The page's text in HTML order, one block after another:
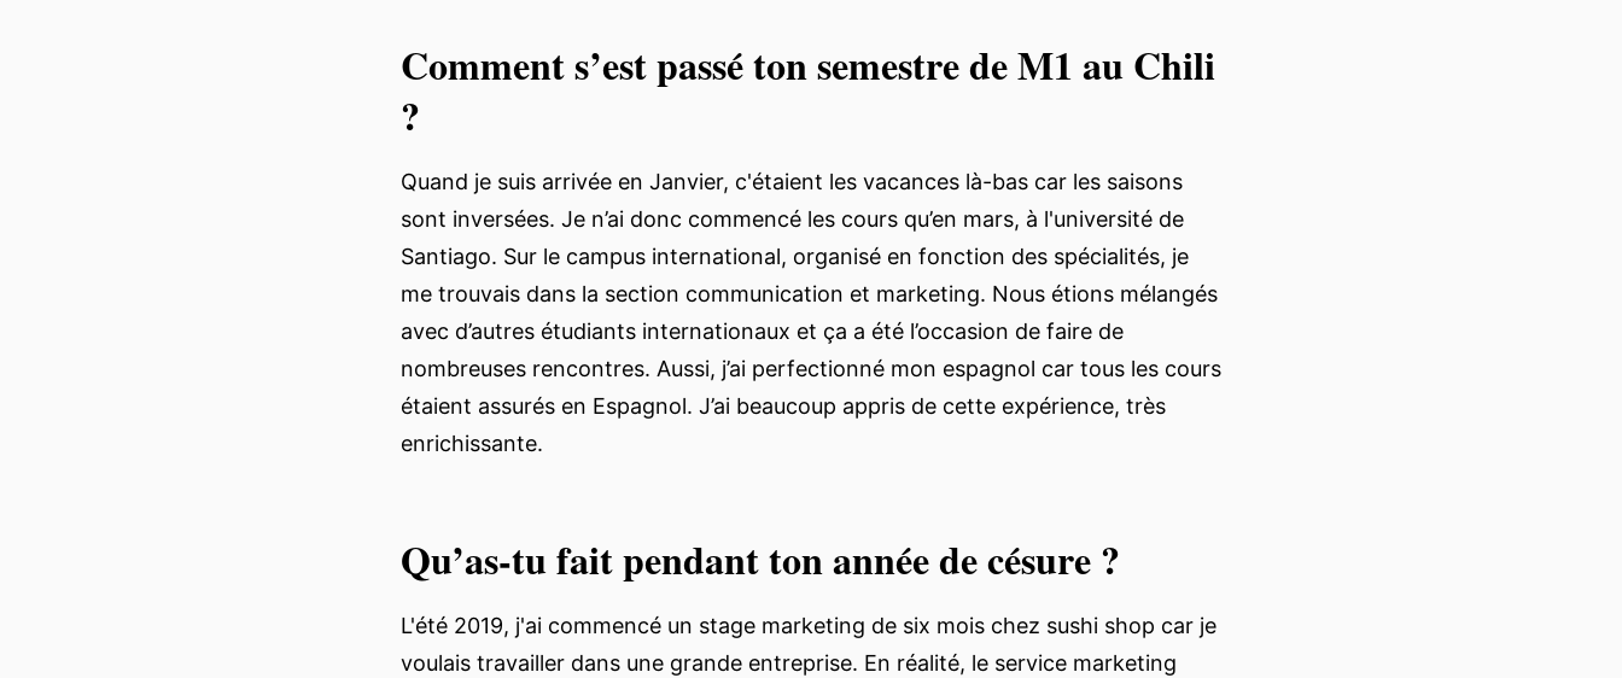
Comment s’est passé ton semestre de M1 au Chili
?
Quand je suis arrivée en Janvier, c'étaient les vacances là-bas car les saisons
sont inversées. Je n’ai donc commencé les cours qu’en mars, à l'université de
Santiago. Sur le campus international, organisé en fonction des spécialités, je
me trouvais dans la section communication et marketing. Nous étions mélangés
avec d’autres étudiants internationaux et ça a été l’occasion de faire de
nombreuses rencontres. Aussi, j’ai perfectionné mon espagnol car tous les cours
étaient assurés en Espagnol. J’ai beaucoup appris de cette expérience, très
enrichissante.
Qu’as-tu fait pendant ton année de césure ?
L'été 2019, j'ai commencé un stage marketing de six mois chez sushi shop car je
voulais travailler dans une grande entreprise. En réalité, le service marketing